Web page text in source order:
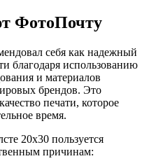
ФотоПочту
себя как надежный
благодаря использованию
и материалов
брендов. Это
печати, которое
время.
20х30 пользуется
причинам: